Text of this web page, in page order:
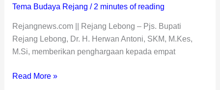
Tema Budaya Rejang / 2 minutes of reading
Rejangnews.com || Rejang Lebong – Pjs. Bupati
Rejang Lebong, Dr. H. Herwan Antoni, SKM, M.Kes,
M.Si, memberikan penghargaan kepada empat
Read More »